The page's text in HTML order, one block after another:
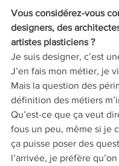
Vous considérez-vous
designers, des
artistes plasticiens ?
Je suis designer, c’est
J’en fais mon métier, je
Mais la question des
définition des métiers
Qu’est-ce que ça veut
fous un peu, même si je
ça puisse poser des
l’arrivée, je préfère